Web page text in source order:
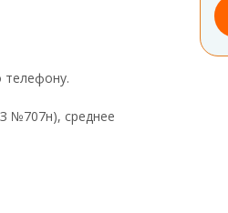
телефону.
№707н), среднее